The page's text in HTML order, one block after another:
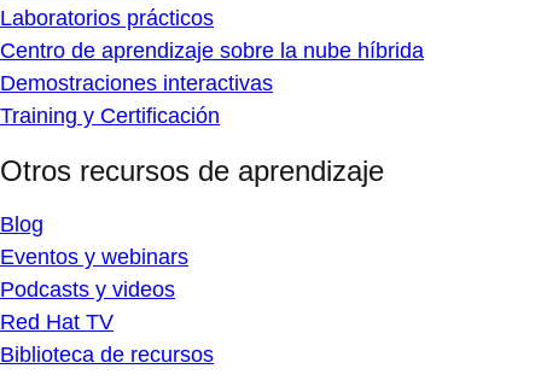
Laboratorios prácticos
Centro de aprendizaje sobre la nube híbrida
Demostraciones interactivas
Training y Certificación
Otros recursos de aprendizaje
Blog
Eventos y webinars
Podcasts y videos
Red Hat TV
Biblioteca de recursos